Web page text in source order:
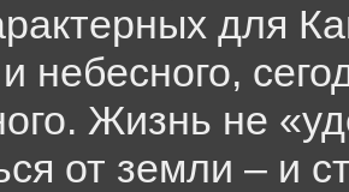
для
небесного,
Жизнь не
от земли – и